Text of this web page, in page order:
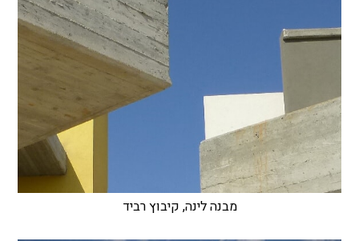
מבנה לינה, קיבוץ רביד